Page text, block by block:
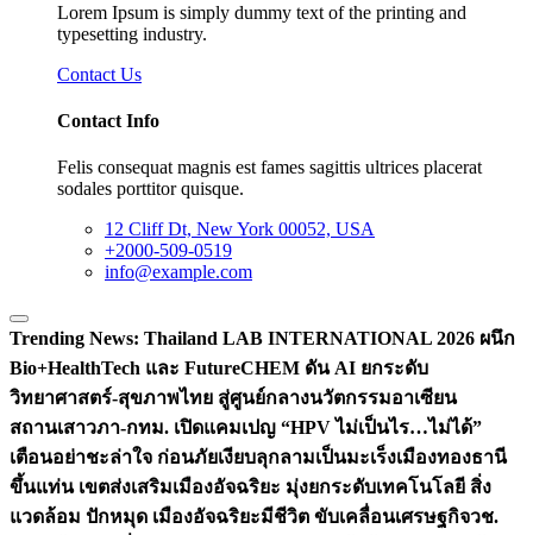
Lorem Ipsum is simply dummy text of the printing and
typesetting industry.
Contact Us
Contact Info
Felis consequat magnis est fames sagittis ultrices placerat
sodales porttitor quisque.
12 Cliff Dt, New York 00052, USA
+2000-509-0519
info@example.com
Trending News: Thailand LAB INTERNATIONAL 2026 ผนึก
Bio+HealthTech และ FutureCHEM ดัน AI ยกระดับ
วิทยาศาสตร์-สุขภาพไทย สู่ศูนย์กลางนวัตกรรมอาเซียน
สถานเสาวภา-กทม. เปิดแคมเปญ “HPV ไม่เป็นไร…ไม่ได้”
เตือนอย่าชะล่าใจ ก่อนภัยเงียบลุกลามเป็นมะเร็งเมืองทองธานี
ขึ้นแท่น เขตส่งเสริมเมืองอัจฉริยะ มุ่งยกระดับเทคโนโลยี สิ่ง
แวดล้อม ปักหมุด เมืองอัจฉริยะมีชีวิต ขับเคลื่อนเศรษฐกิจวช.